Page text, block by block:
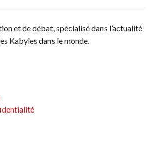
et de débat, spécialisé dans l’actualité
Kabyles dans le monde.